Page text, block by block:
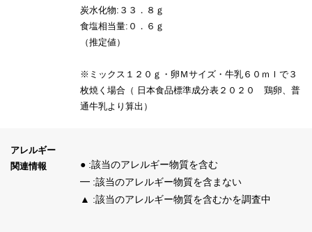
炭水化物:３３．８ｇ
食塩相当量:０．６ｇ
（推定値）
※ミックス１２０ｇ・卵Ｍサイズ・牛乳６０ｍｌで３
枚焼く場合（ 日本食品標準成分表２０２０ 鶏卵、普
通牛乳より算出）
アレルギー
関連情報
● :該当のアレルギー物質を含む
━ :該当のアレルギー物質を含まない
▲ :該当のアレルギー物質を含むかを調査中